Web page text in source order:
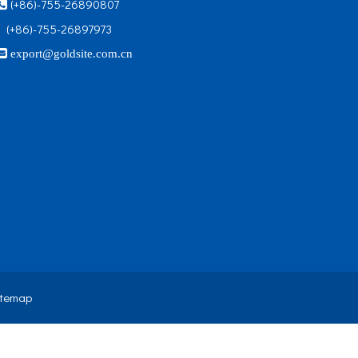
(+86)-755-26890807
(+86)-755-26897973
export@goldsite.com.cn